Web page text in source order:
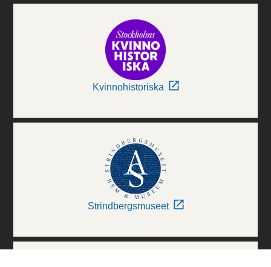
Kvinnohistoriska
Strindbergsmuseet